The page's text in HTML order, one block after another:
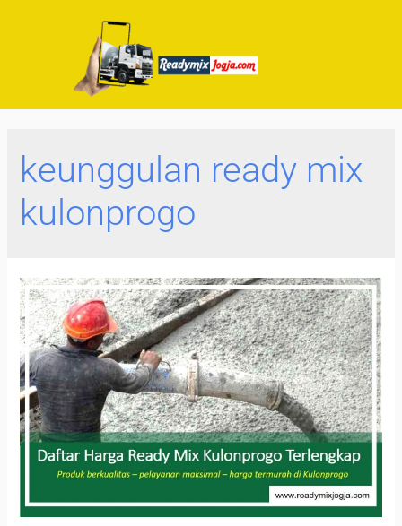
keunggulan ready mix
kulonprogo